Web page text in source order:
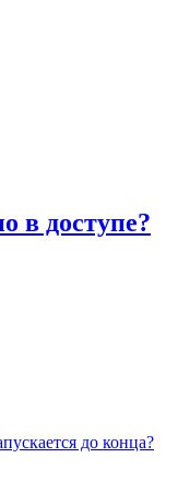
в доступе?
до конца?